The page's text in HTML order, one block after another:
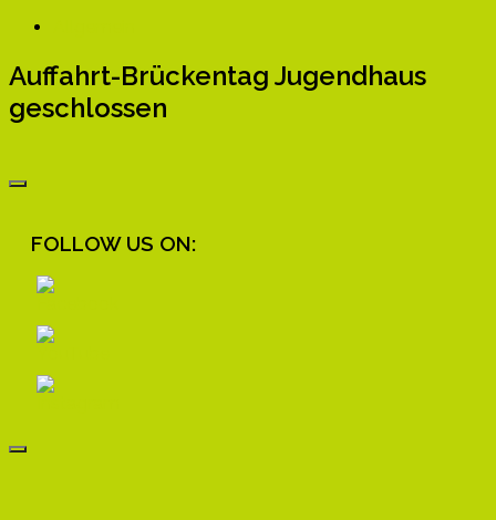
Auffahrt-Brückentag Jugendhaus
geschlossen
FOLLOW US ON: